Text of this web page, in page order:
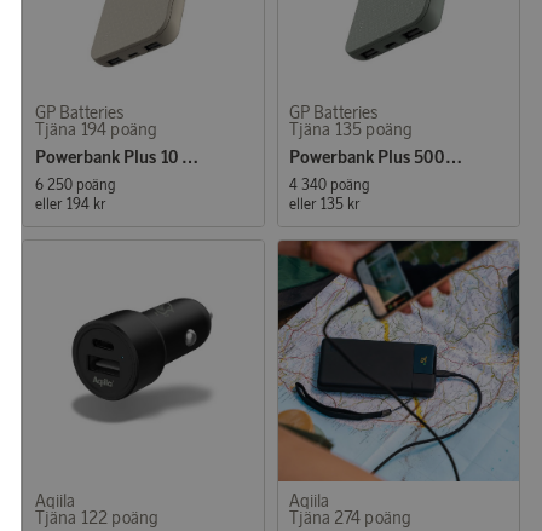
GP Batteries
Tjäna 194 poäng
Powerbank Plus 10 000 mAh Cream
6 250 poäng
eller 194 kr
GP Batteries
Tjäna 135 poäng
Powerbank Plus 5000 mAh Grå
4 340 poäng
eller 135 kr
Aqiila
Tjäna 122 poäng
Aqiila
Tjäna 274 poäng